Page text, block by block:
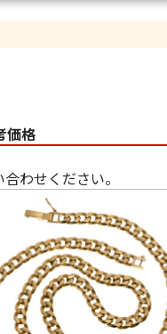
価格
わせください。